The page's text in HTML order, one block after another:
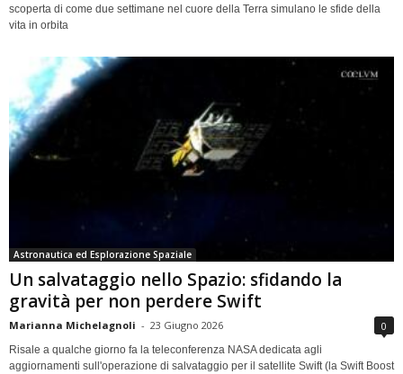
scoperta di come due settimane nel cuore della Terra simulano le sfide della
vita in orbita
Astronautica ed Esplorazione Spaziale
Un salvataggio nello Spazio: sfidando la
gravità per non perdere Swift
Marianna Michelagnoli - 23 Giugno 2026 0
Risale a qualche giorno fa la teleconferenza NASA dedicata agli
aggiornamenti sull'operazione di salvataggio per il satellite Swift (la Swift Boost